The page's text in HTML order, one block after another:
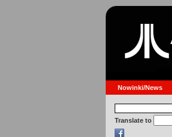
Nowinki/News
Translate to